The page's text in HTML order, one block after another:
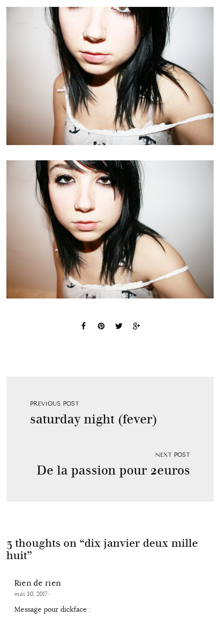
PREVIOUS POST
saturday night (fever)
NEXT POST
De la passion pour 2euros
3 thoughts on “dix janvier deux mille
huit”
Rien de rien
mai 30, 2017·
Message pour dickface :